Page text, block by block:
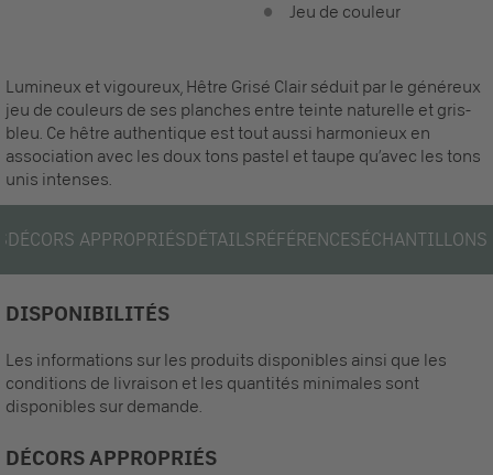
Jeu de couleur
Lumineux et vigoureux, Hêtre Grisé Clair séduit par le généreux
jeu de couleurs de ses planches entre teinte naturelle et gris-
bleu. Ce hêtre authentique est tout aussi harmonieux en
association avec les doux tons pastel et taupe qu’avec les tons
unis intenses.
DÉCORS APPROPRIÉSDÉTAILSRÉFÉRENCESÉCHANTILLONS
DISPONIBILITÉS
Les informations sur les produits disponibles ainsi que les
conditions de livraison et les quantités minimales sont
disponibles sur demande.
DÉCORS APPROPRIÉS